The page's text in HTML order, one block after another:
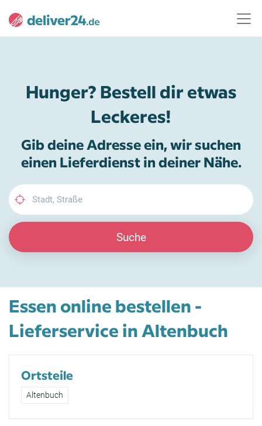
Hunger? Bestell dir etwas
Leckeres!
Gib deine Adresse ein, wir suchen
einen Lieferdienst in deiner Nähe.
Suche
Essen online bestellen -
Lieferservice in Altenbuch
Ortsteile
Altenbuch